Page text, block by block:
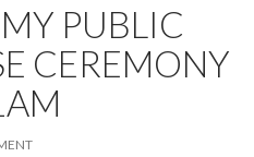
PUBLIC
CEREMONY